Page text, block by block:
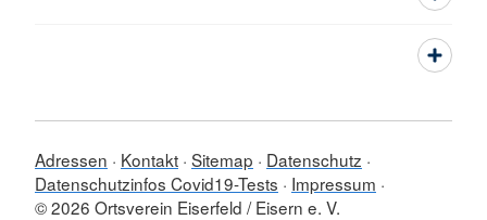
Adressen Kontakt Sitemap
Datenschutz
Datenschutzinfos Covid19-Tests
Impressum
© 2026 Ortsverein Eiserfeld / Eisern e. V.